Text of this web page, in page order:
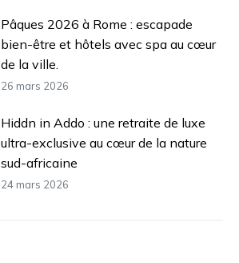
Pâques 2026 à Rome : escapade
bien-être et hôtels avec spa au cœur
de la ville.
26 mars 2026
Hiddn in Addo : une retraite de luxe
ultra-exclusive au cœur de la nature
sud-africaine
24 mars 2026